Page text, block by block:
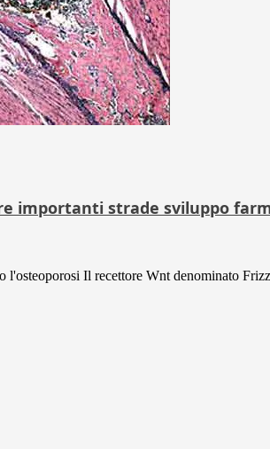
importanti strade sviluppo
Il recettore Wnt denominato